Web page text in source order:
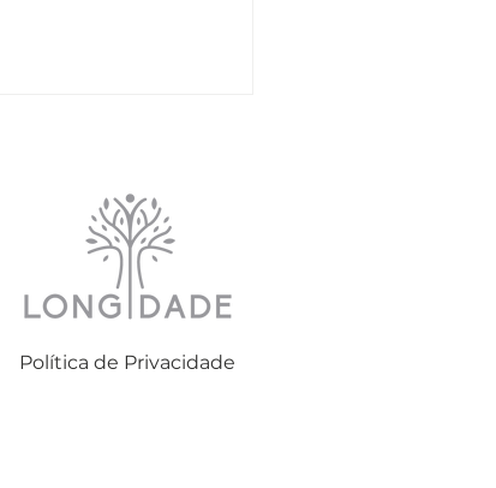
Política de Privacidade